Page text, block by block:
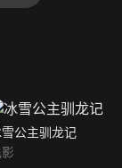
公主驯龙记
影